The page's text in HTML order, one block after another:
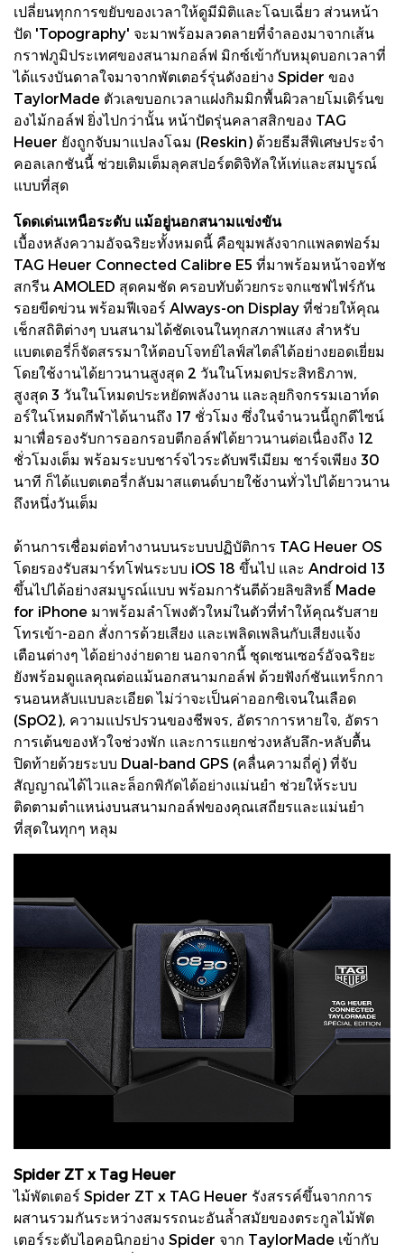
เปลี่ยนทุกการขยับของเวลาให้ดูมีมิติและโฉบเฉี่ยว ส่วนหน้า
ปัด 'Topography' จะมาพร้อมลวดลายที่จำลองมาจากเส้น
กราฟภูมิประเทศของสนามกอล์ฟ มิกซ์เข้ากับหมุดบอกเวลาที่
ได้แรงบันดาลใจมาจากพัตเตอร์รุ่นดังอย่าง Spider ของ
TaylorMade ตัวเลขบอกเวลาแฝงกิมมิกพื้นผิวลายโมเดิร์นข
องไม้กอล์ฟ ยิ่งไปกว่านั้น หน้าปัดรุ่นคลาสสิกของ TAG
Heuer ยังถูกจับมาแปลงโฉม (Reskin) ด้วยธีมสีพิเศษประจำ
คอลเลกชันนี้ ช่วยเติมเต็มลุคสปอร์ตดิจิทัลให้เท่และสมบูรณ์
แบบที่สุด
โดดเด่นเหนือระดับ แม้อยู่นอกสนามแข่งขัน
เบื้องหลังความอัจฉริยะทั้งหมดนี้ คือขุมพลังจากแพลตฟอร์ม
TAG Heuer Connected Calibre E5 ที่มาพร้อมหน้าจอทัช
สกรีน AMOLED สุดคมชัด ครอบทับด้วยกระจกแซฟไฟร์กัน
รอยขีดข่วน พร้อมฟีเจอร์ Always-on Display ที่ช่วยให้คุณ
เช็กสถิติต่างๆ บนสนามได้ชัดเจนในทุกสภาพแสง สำหรับ
แบตเตอรี่ก็จัดสรรมาให้ตอบโจทย์ไลฟ์สไตล์ได้อย่างยอดเยี่ยม
โดยใช้งานได้ยาวนานสูงสุด 2 วันในโหมดประสิทธิภาพ,
สูงสุด 3 วันในโหมดประหยัดพลังงาน และลุยกิจกรรมเอาท์ด
อร์ในโหมดกีฬาได้นานถึง 17 ชั่วโมง ซึ่งในจำนวนนี้ถูกดีไซน์
มาเพื่อรองรับการออกรอบตีกอล์ฟได้ยาวนานต่อเนื่องถึง 12
ชั่วโมงเต็ม พร้อมระบบชาร์จไวระดับพรีเมียม ชาร์จเพียง 30
นาที ก็ได้แบตเตอรี่กลับมาสแตนด์บายใช้งานทั่วไปได้ยาวนาน
ถึงหนึ่งวันเต็ม
ด้านการเชื่อมต่อทำงานบนระบบปฏิบัติการ TAG Heuer OS
โดยรองรับสมาร์ทโฟนระบบ iOS 18 ขึ้นไป และ Android 13
ขึ้นไปได้อย่างสมบูรณ์แบบ พร้อมการันตีด้วยลิขสิทธิ์ Made
for iPhone มาพร้อมลำโพงตัวใหม่ในตัวที่ทำให้คุณรับสาย
โทรเข้า-ออก สั่งการด้วยเสียง และเพลิดเพลินกับเสียงแจ้ง
เตือนต่างๆ ได้อย่างง่ายดาย นอกจากนี้ ชุดเซนเซอร์อัจฉริยะ
ยังพร้อมดูแลคุณต่อแม้นอกสนามกอล์ฟ ด้วยฟังก์ชันแทร็กกา
รนอนหลับแบบละเอียด ไม่ว่าจะเป็นค่าออกซิเจนในเลือด
(SpO2), ความแปรปรวนของชีพจร, อัตราการหายใจ, อัตรา
การเต้นของหัวใจช่วงพัก และการแยกช่วงหลับลึก-หลับตื้น
ปิดท้ายด้วยระบบ Dual-band GPS (คลื่นความถี่คู่) ที่จับ
สัญญาณได้ไวและล็อกพิกัดได้อย่างแม่นยำ ช่วยให้ระบบ
ติดตามตำแหน่งบนสนามกอล์ฟของคุณเสถียรและแม่นยำ
ที่สุดในทุกๆ หลุม
Spider ZT x Tag Heuer
ไม้พัตเตอร์ Spider ZT x TAG Heuer รังสรรค์ขึ้นจากการ
ผสานรวมกันระหว่างสมรรถนะอันล้ำสมัยของตระกูลไม้พัต
เตอร์ระดับไอคอนิกอย่าง Spider จาก TaylorMade เข้ากับ